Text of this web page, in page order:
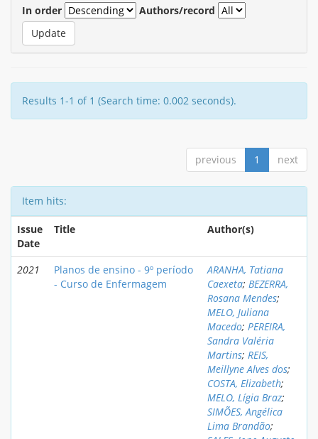
In order
Authors/record
Results 1-1 of 1 (Search time: 0.002 seconds).
previous 1 next
Item hits:
Issue
Date
Title Author(s)
2021
Planos de ensino - 9º período
- Curso de Enfermagem
ARANHA, Tatiana
Caexeta; BEZERRA,
Rosana Mendes;
MELO, Juliana
Macedo; PEREIRA,
Sandra Valéria
Martins; REIS,
Meillyne Alves dos;
COSTA, Elizabeth;
MELO, Lígia Braz;
SIMÕES, Angélica
Lima Brandão;